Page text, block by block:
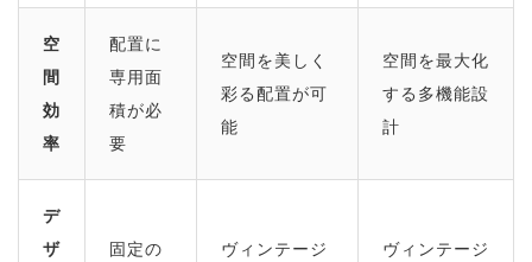
空
間
効
率
配置に
専用面
積が必
要
空間を美しく
彩る配置が可
能
空間を最大化
する多機能設
計
デ
ザ
固定の
ヴィンテージ
ヴィンテージ